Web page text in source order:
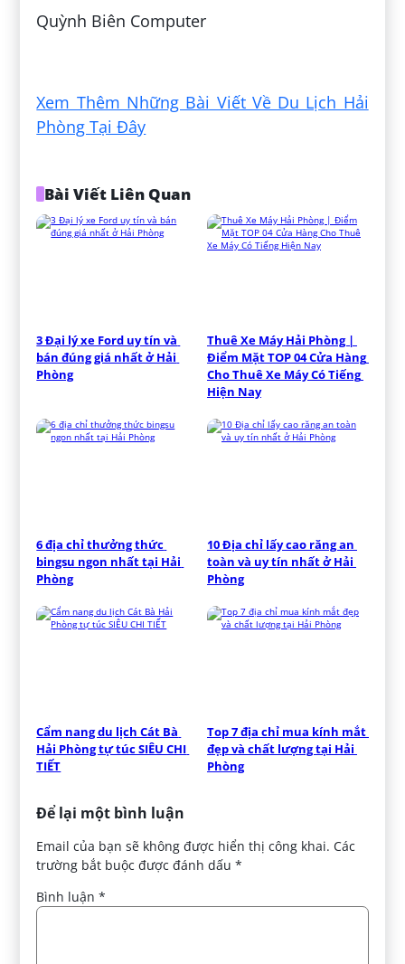
Quỳnh Biên Computer
Xem Thêm Những Bài Viết Về Du Lịch Hải
Phòng Tại Đây
Bài Viết Liên Quan
3 Đại lý xe Ford uy tín và
bán đúng giá nhất ở Hải
Phòng
Thuê Xe Máy Hải Phòng |
Điểm Mặt TOP 04 Cửa Hàng
Cho Thuê Xe Máy Có Tiếng
Hiện Nay
6 địa chỉ thưởng thức
bingsu ngon nhất tại Hải
Phòng
10 Địa chỉ lấy cao răng an
toàn và uy tín nhất ở Hải
Phòng
Cẩm nang du lịch Cát Bà
Hải Phòng tự túc SIÊU CHI
TIẾT
Top 7 địa chỉ mua kính mắt
đẹp và chất lượng tại Hải
Phòng
Để lại một bình luận
Email của bạn sẽ không được hiển thị công khai. Các
trường bắt buộc được đánh dấu*
Bình luận*